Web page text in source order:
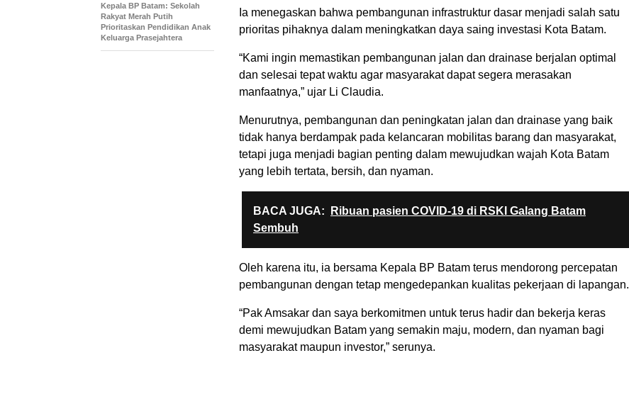
Ia menegaskan bahwa pembangunan infrastruktur dasar menjadi salah satu
prioritas pihaknya dalam meningkatkan daya saing investasi Kota Batam.
“Kami ingin memastikan pembangunan jalan dan drainase berjalan optimal
dan selesai tepat waktu agar masyarakat dapat segera merasakan
manfaatnya,” ujar Li Claudia.
Menurutnya, pembangunan dan peningkatan jalan dan drainase yang baik
tidak hanya berdampak pada kelancaran mobilitas barang dan masyarakat,
tetapi juga menjadi bagian penting dalam mewujudkan wajah Kota Batam
yang lebih tertata, bersih, dan nyaman.
BACA JUGA:
Ribuan pasien COVID-19 di RSKI Galang Batam
Sembuh
Oleh karena itu, ia bersama Kepala BP Batam terus mendorong percepatan
pembangunan dengan tetap mengedepankan kualitas pekerjaan di lapangan.
“Pak Amsakar dan saya berkomitmen untuk terus hadir dan bekerja keras
demi mewujudkan Batam yang semakin maju, modern, dan nyaman bagi
masyarakat maupun investor,” serunya.
Kepala BP Batam: Sekolah
Rakyat Merah Putih
Prioritaskan Pendidikan Anak
Keluarga Prasejahtera